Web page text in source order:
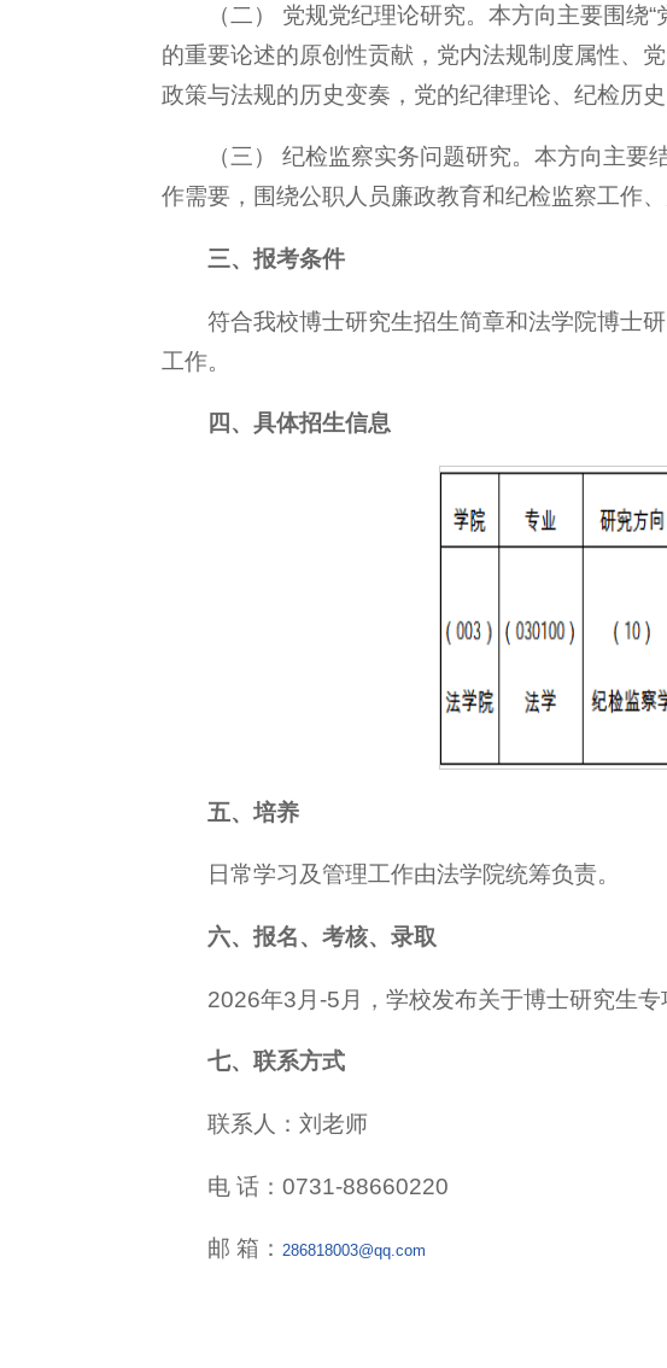
（二） 党规党纪理论研究。本方向主要围
的重要论述的原创性贡献，党内法规制度属性、
政策与法规的历史变奏，党的纪律理论、纪检历
（三） 纪检监察实务问题研究。本方向主
作需要，围绕公职人员廉政教育和纪检监察工作
三、报考条件
符合我校博士研究生招生简章和法学院博士
工作。
四、具体招生信息
五、培养
日常学习及管理工作由法学院统筹负责。
六、报名、考核、录取
2026年3月-5月，学校发布关于博士研究生
七、联系方式
联系人：刘老师
电 话：0731-88660220
邮 箱： 286818003@qq.com